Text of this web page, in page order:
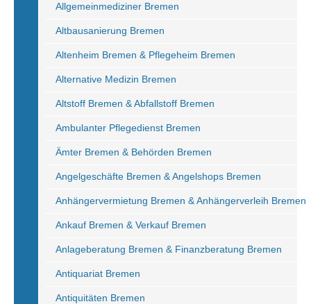
Allgemeinmediziner Bremen
Altbausanierung Bremen
Altenheim Bremen & Pflegeheim Bremen
Alternative Medizin Bremen
Altstoff Bremen & Abfallstoff Bremen
Ambulanter Pflegedienst Bremen
Ämter Bremen & Behörden Bremen
Angelgeschäfte Bremen & Angelshops Bremen
Anhängervermietung Bremen & Anhängerverleih Bremen
Ankauf Bremen & Verkauf Bremen
Anlageberatung Bremen & Finanzberatung Bremen
Antiquariat Bremen
Antiquitäten Bremen